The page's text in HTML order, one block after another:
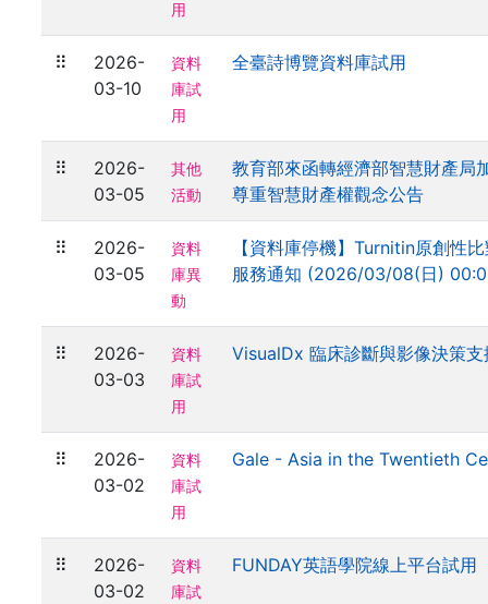
用
⠿
2026-
03-10
資料
庫試
用
全臺詩博覽資料庫試用
⠿
2026-
03-05
其他
活動
教育部來函轉經濟部智慧財產局
尊重智慧財產權觀念公告
⠿
2026-
03-05
資料
庫異
動
【資料庫停機】Turnitin原創性
服務通知 (2026/03/08(日)
⠿
2026-
03-03
資料
庫試
用
VisualDx 臨床診斷與影像決策
⠿
2026-
03-02
資料
庫試
用
Gale - Asia in the Twentieth
⠿
2026-
03-02
資料
庫試
FUNDAY英語學院線上平台試用